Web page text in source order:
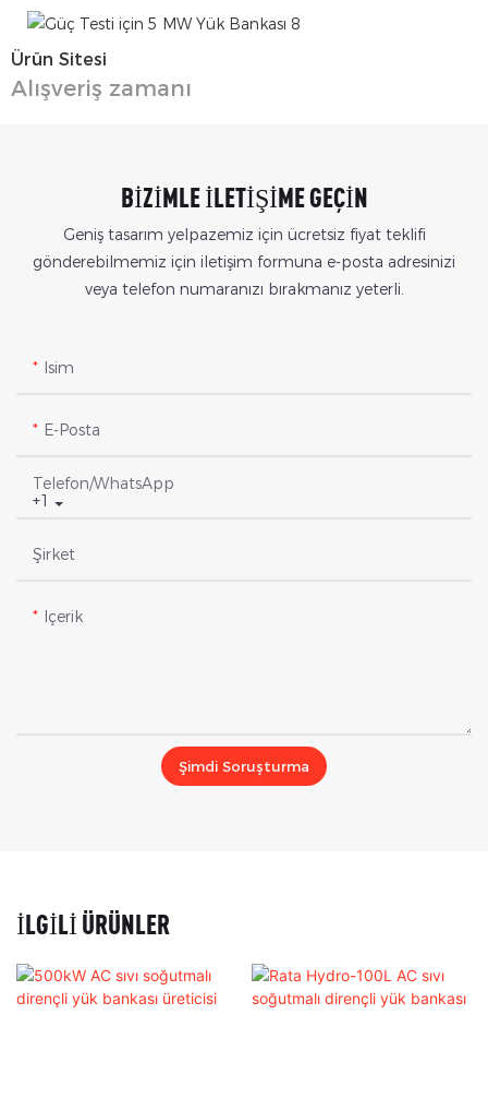
Ürün Sitesi
Alışveriş zamanı
BIZIMLE ILETIŞIME GEÇIN
Geniş tasarım yelpazemiz için ücretsiz fiyat teklifi
gönderebilmemiz için iletişim formuna e-posta adresinizi
veya telefon numaranızı bırakmanız yeterli.
Isim
E-Posta
+1
Telefon/WhatsApp
Şirket
Içerik
Şimdi Soruşturma
İLGILI ÜRÜNLER